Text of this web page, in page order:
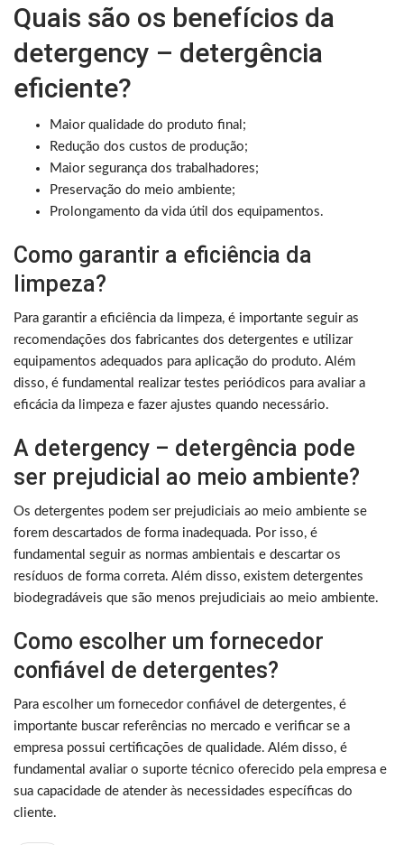
Quais são os benefícios da
detergency – detergência
eficiente?
Maior qualidade do produto final;
Redução dos custos de produção;
Maior segurança dos trabalhadores;
Preservação do meio ambiente;
Prolongamento da vida útil dos equipamentos.
Como garantir a eficiência da
limpeza?
Para garantir a eficiência da limpeza, é importante seguir as
recomendações dos fabricantes dos detergentes e utilizar
equipamentos adequados para aplicação do produto. Além
disso, é fundamental realizar testes periódicos para avaliar a
eficácia da limpeza e fazer ajustes quando necessário.
A detergency – detergência pode
ser prejudicial ao meio ambiente?
Os detergentes podem ser prejudiciais ao meio ambiente se
forem descartados de forma inadequada. Por isso, é
fundamental seguir as normas ambientais e descartar os
resíduos de forma correta. Além disso, existem detergentes
biodegradáveis que são menos prejudiciais ao meio ambiente.
Como escolher um fornecedor
confiável de detergentes?
Para escolher um fornecedor confiável de detergentes, é
importante buscar referências no mercado e verificar se a
empresa possui certificações de qualidade. Além disso, é
fundamental avaliar o suporte técnico oferecido pela empresa e
sua capacidade de atender às necessidades específicas do
cliente.